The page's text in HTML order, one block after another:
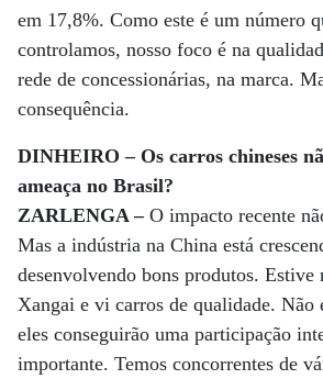
em 17,8%. Como este é um número
controlamos, nosso foco é na
rede de concessionárias, na marca.
consequência.
DINHEIRO – Os carros chineses
ameaça no Brasil?
ZARLENGA –O impacto recente
Mas a indústria na China está
desenvolvendo bons produtos. Estive
Xangai e vi carros de qualidade. Não
eles conseguirão uma participação
importante. Temos concorrentes de